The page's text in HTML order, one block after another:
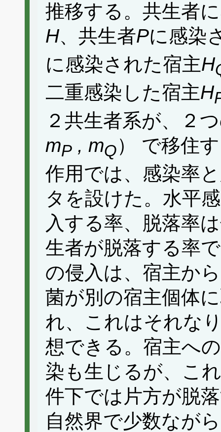
推移する。共生者
H、共生者Pに感染
に感染された宿主H
二重感染した宿主H
２共生者系が、２
mP , mQ） で移住
作用では、感染率
タを設けた。水平
入する率、脱落率
生者が脱落する率
の侵入は、宿主か
菌が別の宿主個体
れ、これはそれな
想できる。宿主へ
染も生じるが、こ
件下では片方が脱
自然界で少数なが